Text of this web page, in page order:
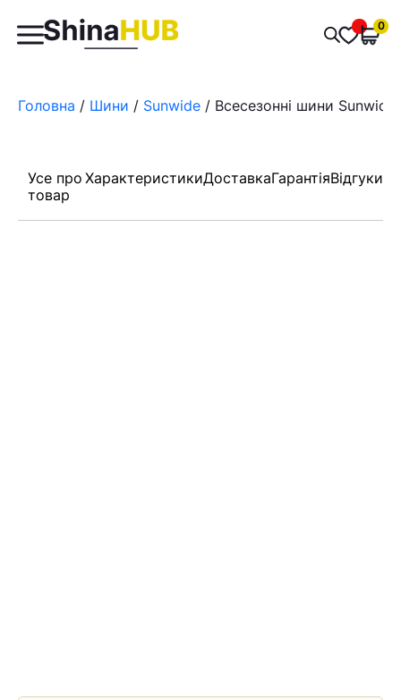
Пошук
товарів
0
Головна / Шини / Sunwide / Всесезонні шини
Усе про
товар
ХарактеристикиДоставкаГарантіяВідгуки